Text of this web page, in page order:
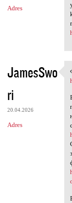
Adres
JamesSwo
ri
20.04.2026
Adres